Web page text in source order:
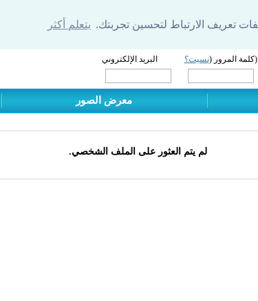
يتعلم أكثر
البريد الإلكتروني كلمة المرور (نسيت؟ )
معرض الصور
لم يتم العثور على الملف الشخصي.